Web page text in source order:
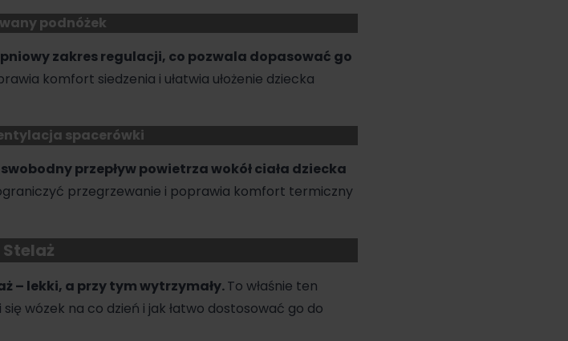
podnóżek
zakres regulacji, co pozwala dopasować go
komfort siedzenia i ułatwia ułożenie dziecka
spacerówki
przepływ powietrza wokół ciała dziecka
przegrzewanie i poprawia komfort termiczny
Stelaż
– lekki, a przy tym wytrzymały.To właśnie ten
wózek na co dzień i jak łatwo dostosować go do